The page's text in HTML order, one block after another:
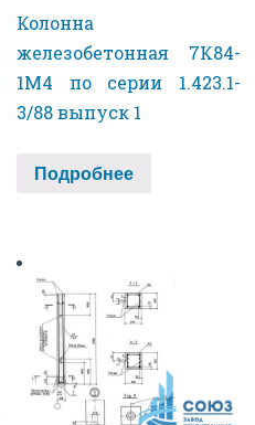
Колонна
железобетонная 7К84-
1М4 по серии 1.423.1-
3/88 выпуск 1
Подробнее